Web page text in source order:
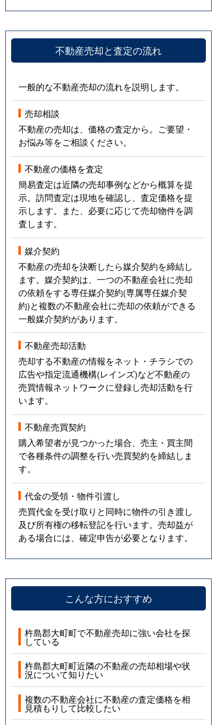
不動産売却と査定の流れ
一般的な不動産売却の流れを説明します。
売却相談
不動産の売却は、価格の査定から。ご要望・
お悩み等をご相談ください。
不動産の価格を査定
簡易査定は近隣の売却事例などから概算を提
示。訪問査定は現地を確認し、査定価格を提
示します。また、必要に応じて売却物件を調
査します。
媒介契約
不動産の売却を決断したら媒介契約を締結し
ます。媒介契約は、一つの不動産会社に売却
の依頼をする専任媒介契約(専属専任媒介契
約)と複数の不動産会社に売却の依頼ができる
一般媒介契約があります。
不動産売却活動
売却する不動産の情報をネット・チラシでの
広告や指定流通機構(レインズ)など不動産の
売買情報ネットワークに登録し売却活動を行
います。
不動産売買契約
購入希望者が見つかった場合、売主・買主間
で各種条件の調整を行い売買契約を締結しま
す。
代金の受領・物件引渡し
売買代金を受け取りと同時に物件の引き渡し
及び所有権の移転登記を行います。売却益が
ある場合には、確定申告が必要となります。
こんな方におすすめ
杵島郡大町町で不動産売却に強い会社を探
している
杵島郡大町町近隣の不動産の売却相場や状
況について知りたい
複数の不動産会社に不動産の査定価格を相
見積もりして比較したい